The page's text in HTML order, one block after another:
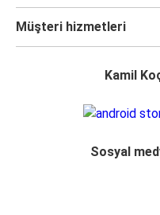
Müşteri hizmetleri
Kamil
Sosyal